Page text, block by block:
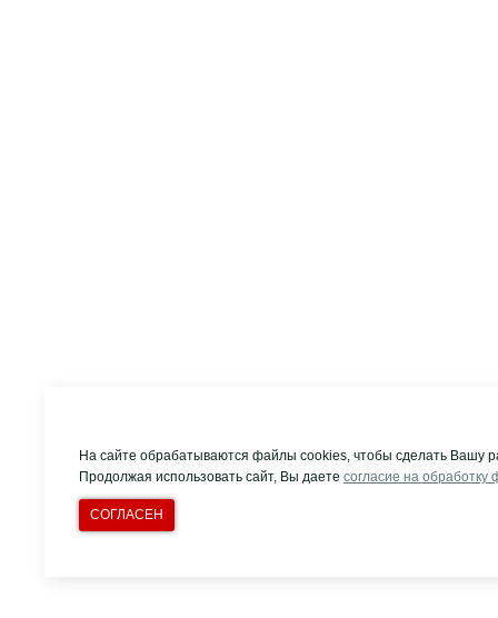
На сайте обрабатываются файлы cookies, чтобы сделать Вашу
Продолжая использовать сайт, Вы даете согласие на обработку
СОГЛАСЕН